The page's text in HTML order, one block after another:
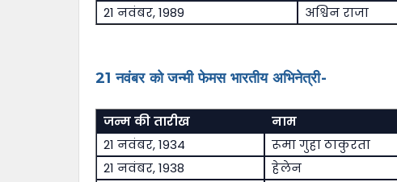
21 नवंबर, 1989
अश्विन राजा
21 नवंबर को जन्मी फेमस भारतीय अभिनेत्री-
जन्म की तारीख नाम
21 नवंबर, 1934
रूमा गुहा ठाकुरता
21 नवंबर, 1938
हेलेन